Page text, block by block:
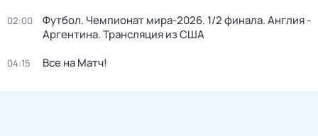
02:00
Футбол. Чемпионат мира-2026. 1/2 финала. Англия -
Аргентина. Трансляция из США
04:15 Все на Матч!